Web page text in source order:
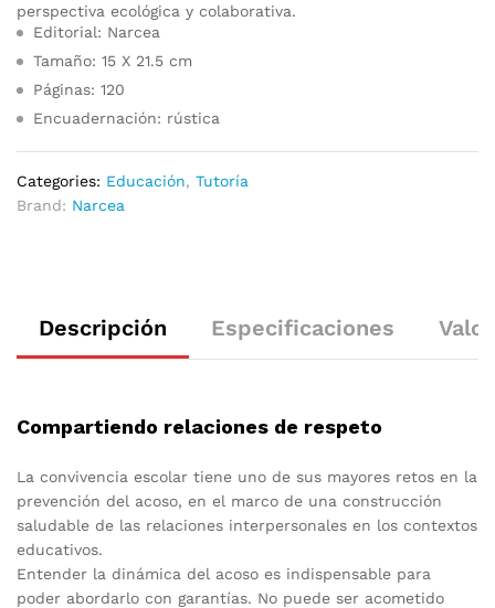
perspectiva ecológica y colaborativa.
Editorial: Narcea
Tamaño: 15 X 21.5 cm
Páginas: 120
Encuadernación: rústica
Categories: Educación, Tutoría
Brand: Narcea
Descripción Especificaciones
Compartiendo relaciones de respeto
La convivencia escolar tiene uno de sus mayores retos en la
prevención del acoso, en el marco de una construcción
saludable de las relaciones interpersonales en los contextos
educativos.
Entender la dinámica del acoso es indispensable para
poder abordarlo con garantías. No puede ser acometido